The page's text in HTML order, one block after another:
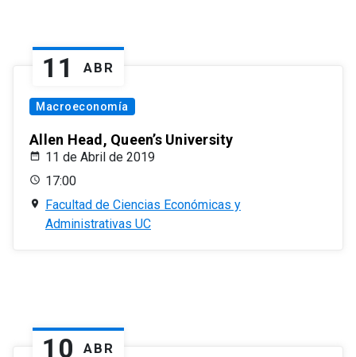
11 ABR
Macroeconomía
Allen Head, Queen’s University
11 de Abril de 2019
17:00
Facultad de Ciencias Económicas y
Administrativas UC
10 ABR